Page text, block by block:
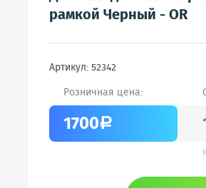
рамкой Черный - OR
Артикул: 52342
Розничная цена:
1700a